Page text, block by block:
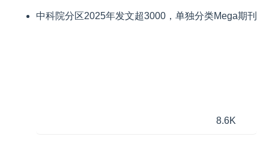
中科院分区2025年发文超3000，单独分类Mega期刊
8.6K